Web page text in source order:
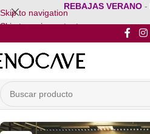
Skip to navigation
Skip to main content
REBAJAS VERANO -